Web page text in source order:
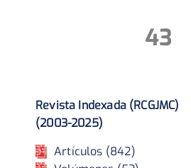
43
Revista Indexada (RCGJMC)
(2003-2025)
Artículos (842)